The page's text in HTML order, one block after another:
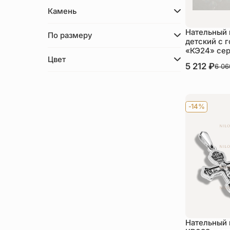
Камень
По размеру
Цвет
Нательный
детский с
«КЭ24»
В наличии
5 212₽6
-14%
Нательный